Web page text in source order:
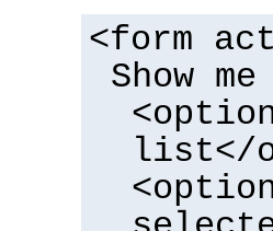
<form
Show
list</